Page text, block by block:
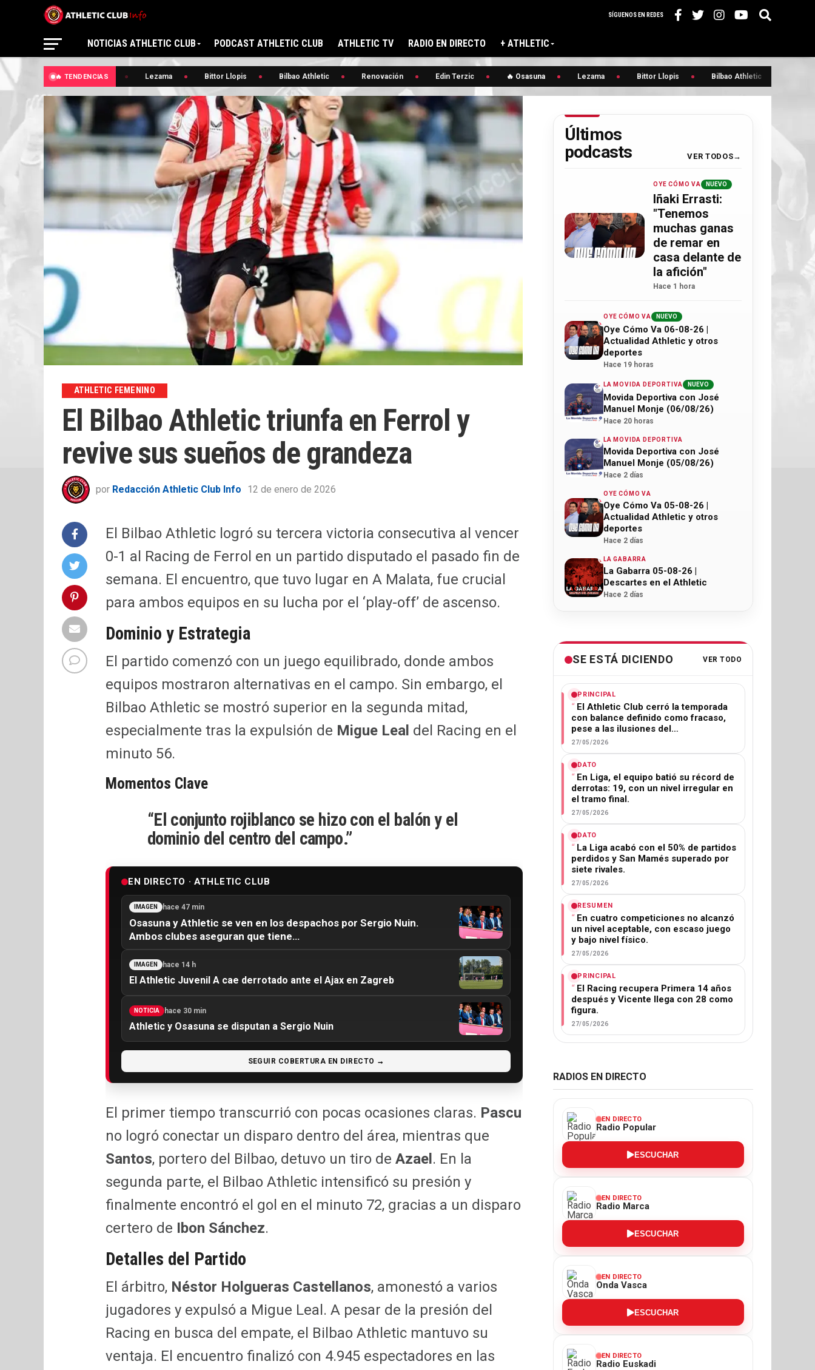
SÍGUENOS EN REDES
NOTICIAS ATHLETIC CLUB PODCAST ATHLETIC CLUB ATHLETIC TV RADIO EN DIRECTO + ATHLETIC
🔥 TENDENCIAS
🔥 Osasuna Lezama Bittor Llopis Bilbao Athletic Renovación Edin Terzic 🔥 Osasuna Lezama Bittor Llopis Bilbao Athletic
ATHLETIC FEMENINO
El Bilbao Athletic triunfa en Ferrol y
revive sus sueños de grandeza
por Redacción Athletic Club Info 12 de enero de 2026
El Bilbao Athletic logró su tercera victoria consecutiva al vencer
0-1 al Racing de Ferrol en un partido disputado el pasado fin de
semana. El encuentro, que tuvo lugar en A Malata, fue crucial
para ambos equipos en su lucha por el ‘play-off’ de ascenso.
Dominio y Estrategia
El partido comenzó con un juego equilibrado, donde ambos
equipos mostraron alternativas en el campo. Sin embargo, el
Bilbao Athletic se mostró superior en la segunda mitad,
especialmente tras la expulsión de Migue Leal del Racing en el
minuto 56.
Momentos Clave
“El conjunto rojiblanco se hizo con el balón y el
dominio del centro del campo.”
EN DIRECTO · ATHLETIC CLUB
IMAGEN hace 47 min
Osasuna y Athletic se ven en los despachos por Sergio Nuin.
Ambos clubes aseguran que tiene…
IMAGEN hace 14 h
El Athletic Juvenil A cae derrotado ante el Ajax en Zagreb
NOTICIA hace 30 min
Athletic y Osasuna se disputan a Sergio Nuin
SEGUIR COBERTURA EN DIRECTO →
El primer tiempo transcurrió con pocas ocasiones claras. Pascu
no logró conectar un disparo dentro del área, mientras que
Santos, portero del Bilbao, detuvo un tiro de Azael . En la
segunda parte, el Bilbao Athletic intensificó su presión y
finalmente encontró el gol en el minuto 72, gracias a un disparo
certero de Ibon Sánchez.
Detalles del Partido
El árbitro, Néstor Holgueras Castellanos, amonestó a varios
jugadores y expulsó a Migue Leal. A pesar de la presión del
Racing en busca del empate, el Bilbao Athletic mantuvo su
ventaja. El encuentro finalizó con 4.945 espectadores en las
Últimos
podcasts
VER TODOS
OYE CÓMO VA NUEVO
Iñaki Errasti:
"Tenemos
muchas ganas
de remar en
casa delante de
la afición"
Hace 1 hora
OYE CÓMO VA NUEVO
Oye Cómo Va 06-08-26 |
Actualidad Athletic y otros
deportes
Hace 19 horas
LA MOVIDA DEPORTIVA NUEVO
Movida Deportiva con José
Manuel Monje (06/08/26)
Hace 20 horas
LA MOVIDA DEPORTIVA
Movida Deportiva con José
Manuel Monje (05/08/26)
Hace 2 días
OYE CÓMO VA
Oye Cómo Va 05-08-26 |
Actualidad Athletic y otros
deportes
Hace 2 días
LA GABARRA
La Gabarra 05-08-26 |
Descartes en el Athletic
Hace 2 días
SE ESTÁ DICIENDO VER TODO
PRINCIPAL
El Athletic Club cerró la temporada
con balance definido como fracaso,
pese a las ilusiones del…
27/05/2026
DATO
En Liga, el equipo batió su récord de
derrotas: 19, con un nivel irregular en
el tramo final.
27/05/2026
DATO
La Liga acabó con el 50% de partidos
perdidos y San Mamés superado por
siete rivales.
27/05/2026
RESUMEN
En cuatro competiciones no alcanzó
un nivel aceptable, con escaso juego
y bajo nivel físico.
27/05/2026
PRINCIPAL
El Racing recupera Primera 14 años
después y Vicente llega con 28 como
figura.
27/05/2026
RADIOS EN DIRECTO
EN DIRECTO
Radio Popular
ESCUCHAR
EN DIRECTO
Radio Marca
ESCUCHAR
EN DIRECTO
Onda Vasca
ESCUCHAR
EN DIRECTO
Radio Euskadi